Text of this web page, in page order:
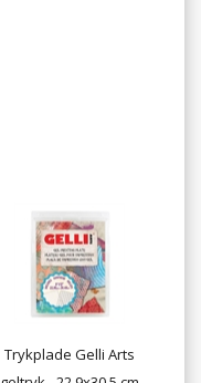
Trykplade Gelli Arts